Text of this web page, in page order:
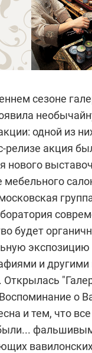
сезоне
одной из
релизе акция
нового
мебельного
будет
и другими
Открылась
о
и тем, что